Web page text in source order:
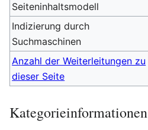
Seiteninhaltsmodell
Indizierung durch
Suchmaschinen
Anzahl der Weiterleitungen zu
dieser Seite
Kategorieinformationen